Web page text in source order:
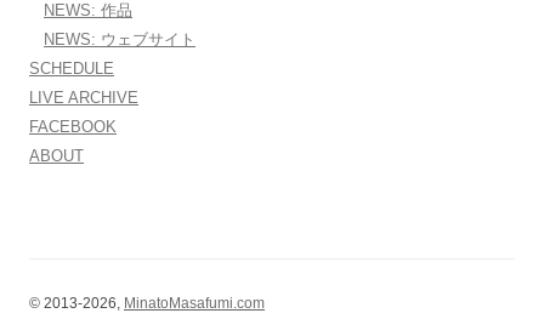
NEWS: 作品
NEWS: ウェブサイト
SCHEDULE
LIVE ARCHIVE
FACEBOOK
ABOUT
© 2013-2026, MinatoMasafumi.com